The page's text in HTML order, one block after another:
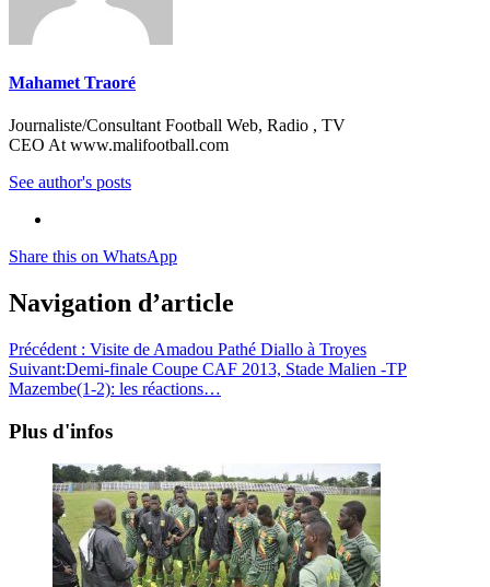
Mahamet Traoré
Journaliste/Consultant Football Web, Radio , TV
CEO At www.malifootball.com
See author's posts
Share this on WhatsApp
Navigation d’article
Précédent : Visite de Amadou Pathé Diallo à Troyes
Suivant:Demi-finale Coupe CAF 2013, Stade Malien -TP
Mazembe(1-2): les réactions…
Plus d'infos